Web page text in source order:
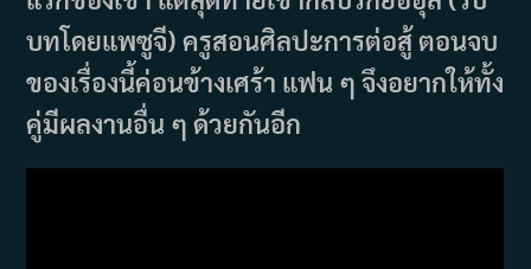
บทโดยแพซูจี) ครูสอนศิลปะการต่อสู้ ตอนจบ
ของเรื่องนี้ค่อนข้างเศร้า แฟน ๆ จึงอยากให้ทั้ง
คู่มีผลงานอื่น ๆ ด้วยกันอีก